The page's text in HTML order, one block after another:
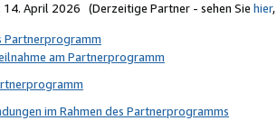
14. April 2026 (Derzeitige Partner - sehen Sie hier,
Partnerprogramm
am Partnerprogramm
im Rahmen des Partnerprogramms